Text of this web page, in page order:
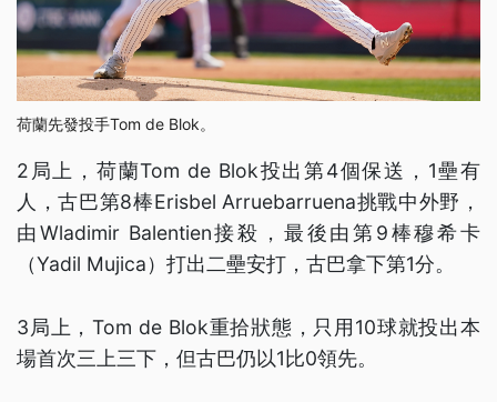
荷蘭先發投手Tom de Blok。
2局上，荷蘭Tom de Blok投出第4個保送，1壘有
人，古巴第8棒Erisbel Arruebarruena挑戰中外野，
由Wladimir Balentien接殺，最後由第9棒穆希卡
（Yadil Mujica）打出二壘安打，古巴拿下第1分。
3局上，Tom de Blok重拾狀態，只用10球就投出本
場首次三上三下，但古巴仍以1比0領先。